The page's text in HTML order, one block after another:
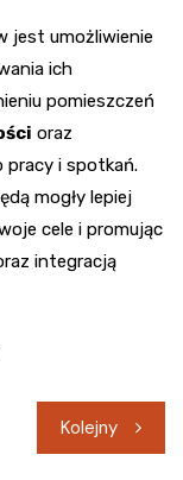
jest umożliwienie
ich
pomieszczeń
oraz
pracy i spotkań.
mogły lepiej
cele i promując
integracją
Kolejny